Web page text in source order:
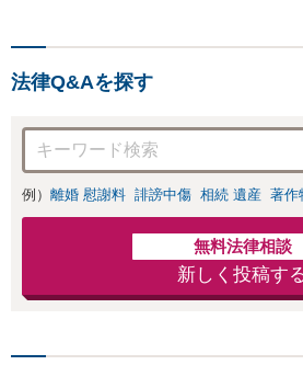
法律Q&Aを探す
例） 離婚 慰謝料 誹謗中傷 相続 遺産 著作
無料法律相談
新しく投稿す